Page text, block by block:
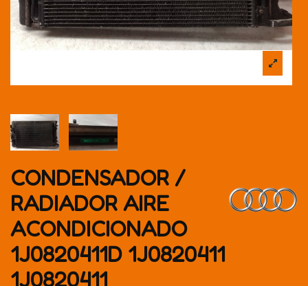
CONDENSADOR /
RADIADOR AIRE
ACONDICIONADO
1J0820411D 1J0820411
1J0820411